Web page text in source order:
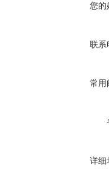
您的
联系
常用
详细